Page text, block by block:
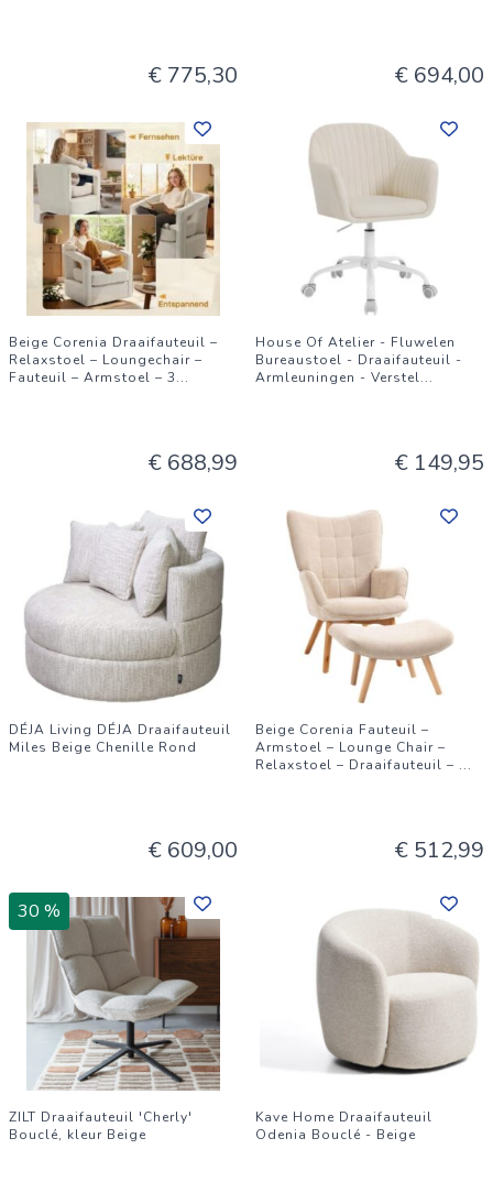
€ 775,30 € 694,00
Beige Corenia Draaifauteuil –
Relaxstoel – Loungechair –
Fauteuil – Armstoel – 3...
€ 688,99
House Of Atelier - Fluwelen
Bureaustoel - Draaifauteuil -
Armleuningen - Verstel...
€ 149,95
DÉJA Living DÉJA Draaifauteuil
Miles Beige Chenille Rond
€ 609,00
Beige Corenia Fauteuil –
Armstoel – Lounge Chair –
Relaxstoel – Draaifauteuil – ...
€ 512,99
30 %
ZILT Draaifauteuil 'Cherly'
Bouclé, kleur Beige
Kave Home Draaifauteuil
Odenia Bouclé - Beige